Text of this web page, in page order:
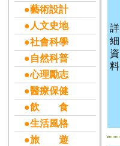
●藝術設計
●人文史地
●社會科學
●自然科普
●心理勵志
●醫療保健
●飲 食
●生活風格
●旅 遊
詳
細
資
料